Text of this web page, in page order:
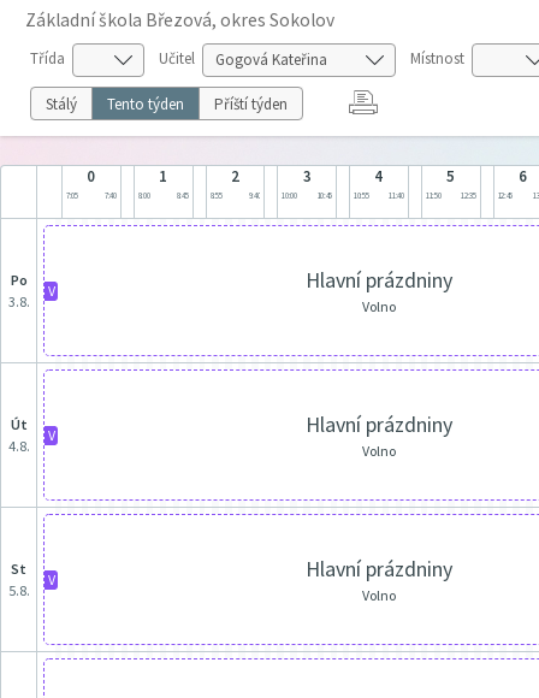
Základní škola Březová, okres Sokolov
Třída Učitel Místnost
Stálý Tento týden Příští týden
0
7:05 7:40
1
8:00 8:45
2
8:55 9:40
3
10:00 10:45
4
10:55 11:40
5
11:50 12:35
6
12:45
po
3.8.
V Hlavní prázdniny
Volno
út
4.8.
V Hlavní prázdniny
Volno
st
5.8.
V Hlavní prázdniny
Volno